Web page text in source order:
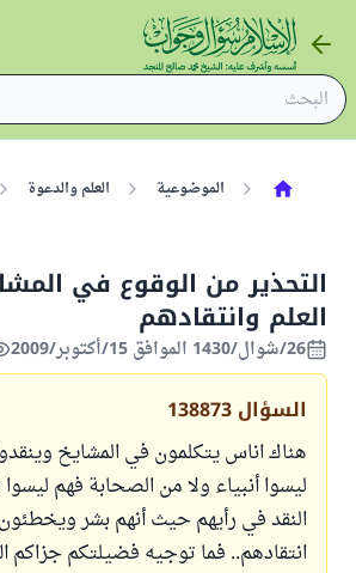
الموضوعية العلم والدعوة
التحذير من الوقوع في
العلم وانتقادهم
26/شوال/1430 الموافق 15/أكتوبر/2009
السؤال 138873
هناك اناس يتكلمون في المشايخ
ليسوا أنبياء ولا من الصحابة فهم
النقد في رأيهم حيث أنهم بشر
انتقادهم.. فما توجيه فضيلتكم جزاكم